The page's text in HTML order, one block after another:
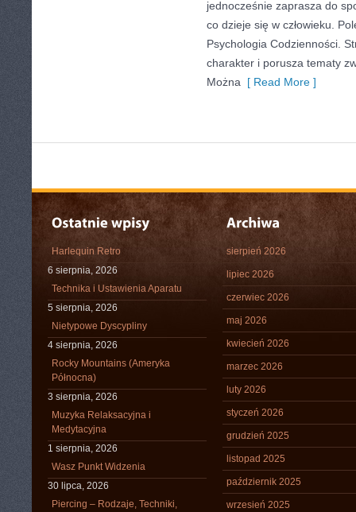
jednocześnie zaprasza do
co dzieje się w człowieku.
Psychologia Codzienności.
charakter i porusza tematy
Można [ Read More ]
Harlequin Retro
6 sierpnia, 2026
Technika i Ustawienia Aparatu
5 sierpnia, 2026
Nietypowe Dyscypliny
4 sierpnia, 2026
Rocky Mountains (Ameryka
Północna)
3 sierpnia, 2026
Muzyka Relaksacyjna i
Medytacyjna
1 sierpnia, 2026
Wasz Punkt Widzenia
30 lipca, 2026
Piercing – Rodzaje, Techniki,
sierpień 2026
lipiec 2026
czerwiec 2026
maj 2026
kwiecień 2026
marzec 2026
luty 2026
styczeń 2026
grudzień 2025
listopad 2025
październik 2025
wrzesień 2025